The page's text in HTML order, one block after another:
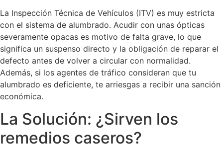
La Inspección Técnica de Vehículos (ITV) es muy estricta
con el sistema de alumbrado. Acudir con unas ópticas
severamente opacas es motivo de falta grave, lo que
significa un suspenso directo y la obligación de reparar el
defecto antes de volver a circular con normalidad.
Además, si los agentes de tráfico consideran que tu
alumbrado es deficiente, te arriesgas a recibir una sanción
económica.
La Solución: ¿Sirven los
remedios caseros?